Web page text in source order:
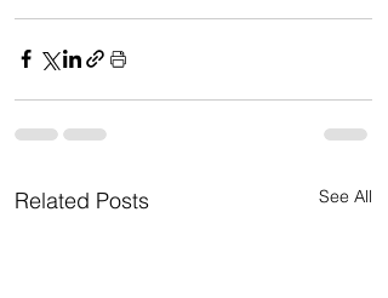
Related Posts See All